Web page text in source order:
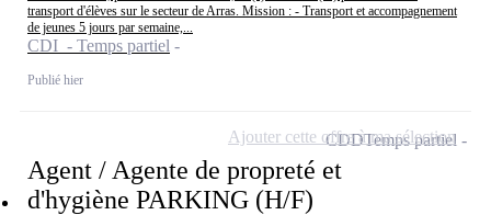
transport d'élèves sur le secteur de Arras. Mission : - Transport et accompagnement
de jeunes 5 jours par semaine,...
CDI - Temps partiel
Publié hier
Agent / Agente de propreté et
d'hygiène PARKING (H/F)
CDDTemps partiel
Ajouter cette offre à ma sélection